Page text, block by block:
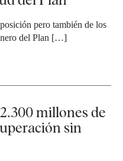
pero también de los
del Plan […]
millones de
sin